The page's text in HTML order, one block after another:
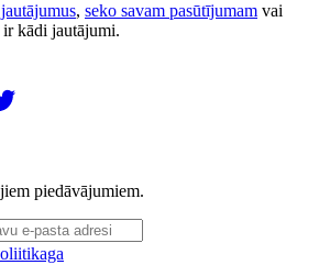
, seko savam pasūtījumam vai
ir kādi jautājumi.
piedāvājumiem.